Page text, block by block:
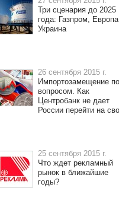
Три сценария до 2025
года: Газпром,
Украина
26 сентября 2015 г.
Импортозамещение
вопросом. Как
Центробанк не дает
России перейти на
25 сентября 2015 г.
Что ждет рекламный
рынок в ближайшие
годы?